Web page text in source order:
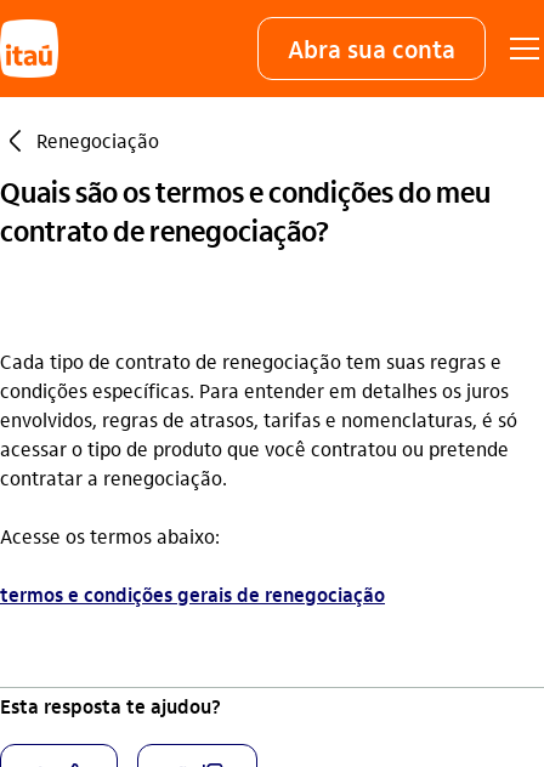
Abra sua conta
seta_esquerda Renegociação
Quais são os termos e condições do meu
contrato de renegociação?
Cada tipo de contrato de renegociação tem suas regras e
condições específicas. Para entender em detalhes os juros
envolvidos, regras de atrasos, tarifas e nomenclaturas, é só
acessar o tipo de produto que você contratou ou pretende
contratar a renegociação.
Acesse os termos abaixo:
termos e condições gerais de renegociação
Esta resposta te ajudou?